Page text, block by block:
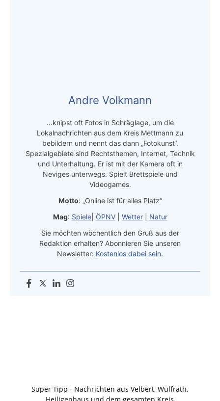
Andre Volkmann
…knipst oft Fotos in Schräglage, um die
Lokalnachrichten aus dem Kreis Mettmann zu
bebildern und nennt das dann „Fotokunst“.
Spezialgebiete sind Rechtsthemen, Internet, Technik
und Unterhaltung. Er ist mit der Kamera oft in
Neviges unterwegs. Spielt Brettspiele und
Videogames.
Motto: „Online ist für alles Platz“
Mag: Spiele| ÖPNV| Wetter| Natur
Sie möchten wöchentlich den Gruß aus der
Redaktion erhalten? Abonnieren Sie unseren
Newsletter: Kostenlos dabei sein.
Super Tipp - Nachrichten aus Velbert, Wülfrath,